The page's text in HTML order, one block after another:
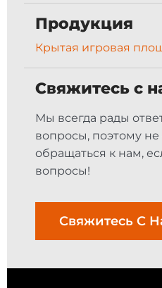
Продукция
Крытая игровая
Свяжитесь с
Мы всегда рады
вопросы, поэтому не
обращаться к нам,
вопросы!
Свяжитесь С